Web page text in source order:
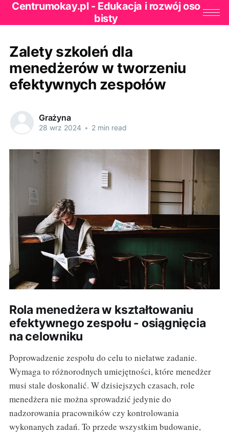
Centrumokay.pl - Edukacja i rozwój oso
bisty
Zalety szkoleń dla
menedżerów w tworzeniu
efektywnych zespołów
Grażyna
28 wrz 2024 • 2 min read
Rola menedżera w kształtowaniu
efektywnego zespołu - osiągnięcia
na celowniku
Poprowadzenie zespołu do celu to niełatwe zadanie.
Wymaga to różnorodnych umiejętności, które menedżer
musi stale doskonalić. W dzisiejszych czasach, role
menedżera nie można sprowadzić jedynie do
nadzorowania pracowników czy kontrolowania
wykonanych zadań. To przede wszystkim budowanie,